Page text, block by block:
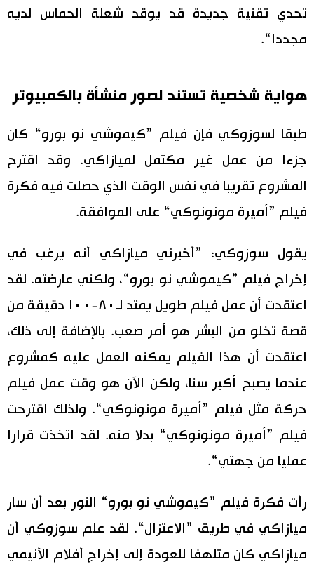
تحدي تقنية جديدة قد يوقد شعلة الحماس لديه
مجددا“.
هواية شخصية تستند لصور منشأة بالكمبيوتر
طبقا لسوزوكي فإن فيلم ”كيموشي نو بورو“ كان
جزءا من عمل غير مكتمل لميازاكي. وقد اقترح
المشروع تقريبا في نفس الوقت الذي حصلت فيه فكرة
فيلم ”أميرة مونونوكي“ على الموافقة.
يقول سوزوكي: ”أخبرني ميازاكي أنه يرغب في
إخراج فيلم ”كيموشي نو بورو“، ولكني عارضته. لقد
اعتقدت أن عمل فيلم طويل يمتد لـ٨٠-١٠٠ دقيقة من
قصة تخلو من البشر هو أمر صعب. بالإضافة إلى ذلك،
اعتقدت أن هذا الفيلم يمكنه العمل عليه كمشروع
عندما يصبح أكبر سنا، ولكن الآن هو وقت عمل فيلم
حركة مثل فيلم ”أميرة مونونوكي“. ولذلك اقترحت
فيلم ”أميرة مونونوكي“ بدلا منه. لقد اتخذت قرارا
عمليا من جهتي“.
رأت فكرة فيلم ”كيموشي نو بورو“ النور بعد أن سار
ميازاكي في طريق ”الاعتزال“. لقد علم سوزوكي أن
ميازاكي كان متلهفا للعودة إلى إخراج أفلام الأنيمي